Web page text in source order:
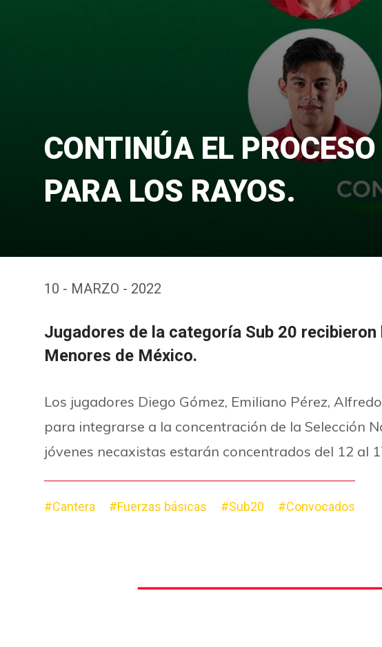
CONTINÚA EL
PARA LOS RAYOS.
10 - MARZO - 2022
Jugadores de la categoría Sub 20
Menores de México.
Los jugadores Diego Gómez, Emiliano Pérez,
para integrarse a la concentración de la Selección
jóvenes necaxistas estarán concentrados del 12 al
#Cantera #Fuerzas básicas #Sub20 #Convocados